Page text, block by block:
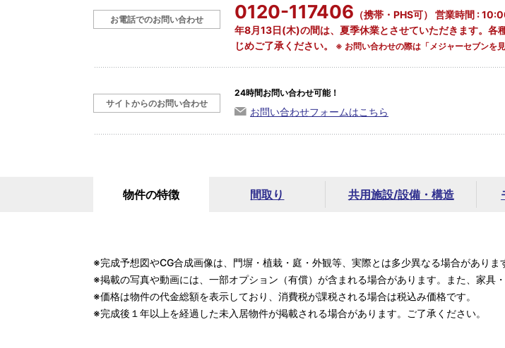
お電話でのお問い合わせ 0120-117406 （携帯・PHS可） 営業時間 :
年8月13日(木)の間は、夏季休業とさせていただきます。各
じめご了承ください。
※ お問い合わせの際は「メジャーセブンを
サイトからのお問い合わせ
24時間お問い合わせ可能！
お問い合わせフォームはこちら
物件の特徴 間取り 共用施設/設備・構造
※完成予想図やCG合成画像は、門塀・植栽・庭・外観等、実際とは多少異なる場合がありま
※掲載の写真や動画には、一部オプション（有償）が含まれる場合があります。また、家具
※価格は物件の代金総額を表示しており、消費税が課税される場合は税込み価格です。
※完成後１年以上を経過した未入居物件が掲載される場合があります。ご了承ください。